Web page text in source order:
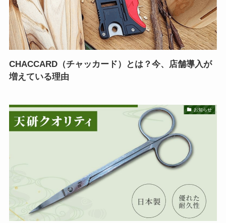
CHACCARD（チャッカード）とは？今、店舗導入が
増えている理由
お知らせ